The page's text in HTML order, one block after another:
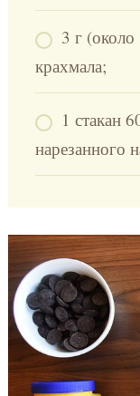
3 г
крахмала;
1 стакан
нарезанного